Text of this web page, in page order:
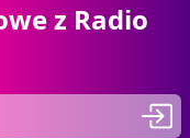
z Radio